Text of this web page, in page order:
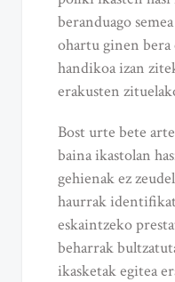
beranduago
ohartu ginen bera
handikoa izan
erakusten
Bost urte bete
baina ikastolan
gehienak ez
haurrak
eskaintzeko
beharrak
ikasketak egitea